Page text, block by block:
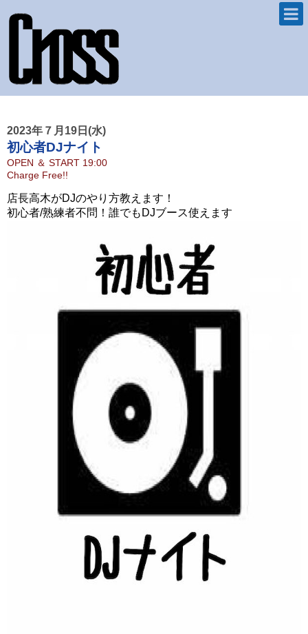
2023年７月19日(水)
初心者DJナイト
OPEN ＆ START 19:00
Charge Free!!
店長高木がDJのやり方教えます！
初心者/熟練者不問！誰でもDJブース使えます